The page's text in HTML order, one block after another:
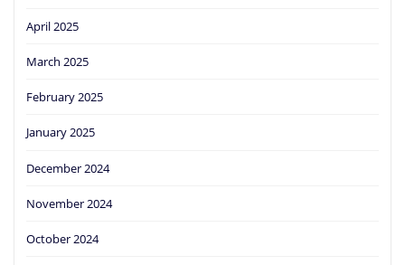
April 2025
March 2025
February 2025
January 2025
December 2024
November 2024
October 2024